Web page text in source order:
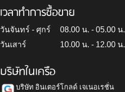
เวลาทำการซื้อขาย
วันจันทร์ - ศุกร์
08.00 น. - 05.00 น.
วันเสาร์
10.00 น. - 12.00 น.
บริษัทในเครือ
บริษัท อินเตอร์โกลด์ เจเนอเรชั่น